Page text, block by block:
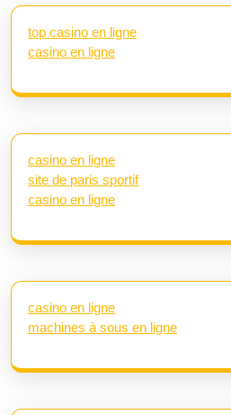
top casino en ligne
casino en ligne
casino en ligne
site de paris sportif
casino en ligne
casino en ligne
machines à sous en ligne